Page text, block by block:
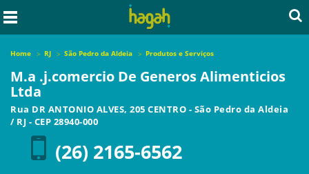
Home RJ São Pedro da Aldeia Produtos e Serviços
M.a .j.comercio De Generos Alimenticios
Ltda
Rua DR ANTONIO ALVES, 205 CENTRO - São Pedro da Aldeia
/ RJ - CEP 28940-000
(26) 2165-6562